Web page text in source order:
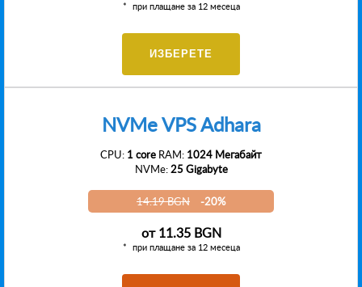
при плащане за 12 месеца
ИЗБЕРЕТЕ
NVMe VPS Adhara
CPU: 1 core RAM: 1024 Мегабайт
NVMe:25 Gigabyte
14.19 BGN -20%
от11.35 BGN
при плащане за 12 месеца